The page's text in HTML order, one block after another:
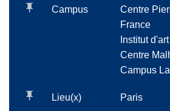
Campus
Centre
France
Institut
Centre
Campus
Lieu(x) Paris